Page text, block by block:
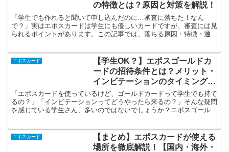
の特徴とは？原因と対策を解説！
「学生でも作れると聞いて申し込んだのに…審査に落ちた！なん
で？」実はエポスカードは学生にも優しいカードですが、審査には見
られるポイントがあります。この記事では、落ちる原因・特徴・通過
エポスカード
【学生OK？】エポスゴールドカ
ードの招待条件とは？メリット・
インビテーションのタイミングを
解説！
「エポスカードを使っているけど、ゴールドカードって学生でも持て
るの？」「インビテーションってどうやったら来るの？」そんな疑問
を感じている学生さん、多いのではないでしょうか？エポスゴールド
エポスカード
【まとめ】エポスカードが使える
場所を徹底解説！【国内・海外・